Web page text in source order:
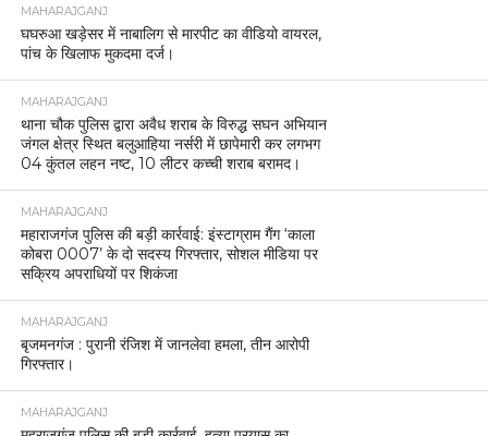
MAHARAJGANJ
घघरुआ खड़ेसर में नाबालिग से मारपीट का वीडियो वायरल,
पांच के खिलाफ मुकदमा दर्ज।
MAHARAJGANJ
थाना चौक पुलिस द्वारा अवैध शराब के विरुद्ध सघन अभियान
जंगल क्षेत्र स्थित बलुआहिया नर्सरी में छापेमारी कर लगभग
04 कुंतल लहन नष्ट, 10 लीटर कच्ची शराब बरामद।
MAHARAJGANJ
महाराजगंज पुलिस की बड़ी कार्रवाई: इंस्टाग्राम गैंग ‘काला
कोबरा 0007’ के दो सदस्य गिरफ्तार, सोशल मीडिया पर
सक्रिय अपराधियों पर शिकंजा
MAHARAJGANJ
बृजमनगंज : पुरानी रंजिश में जानलेवा हमला, तीन आरोपी
गिरफ्तार।
MAHARAJGANJ